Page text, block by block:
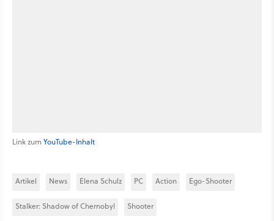
Link zum YouTube-Inhalt
Artikel News Elena Schulz PC Action Ego-Shooter
Stalker: Shadow of Chernobyl Shooter